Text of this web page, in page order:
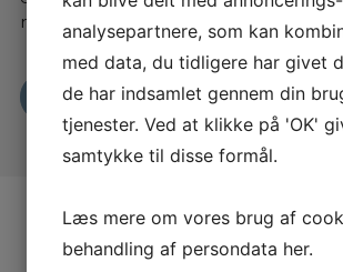
med tre pålidelige udbydere: Clever,
Læs mere her
analysepartnere, som kan
med data, du tidligere har givet
de har indsamlet gennem din
tjenester. Ved at klikke på 'OK'
samtykke til disse formål.
Læs mere om vores brug af
behandling af persondata her.